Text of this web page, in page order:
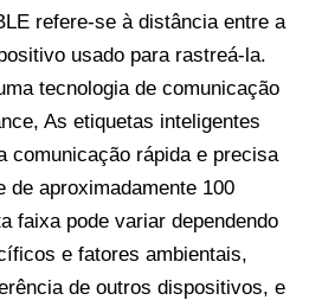
refere-se à distância entre a
usado para rastreá-la.
tecnologia de comunicação
As etiquetas inteligentes
comunicação rápida e precisa
de aproximadamente 100
faixa pode variar dependendo
e fatores ambientais,
de outros dispositivos, e